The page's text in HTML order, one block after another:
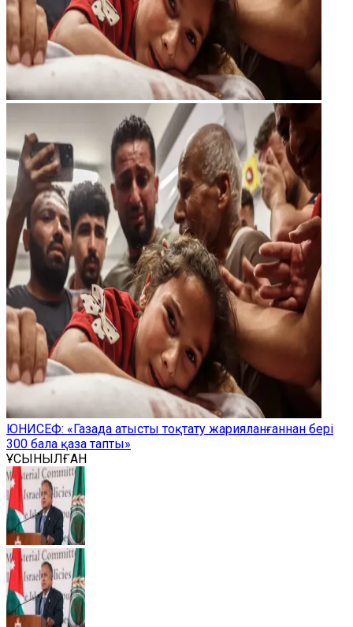
ЮНИСЕФ: «Газада атысты тоқтату жарияланғаннан бері
300 бала қаза тапты»
ҰСЫНЫЛҒАН